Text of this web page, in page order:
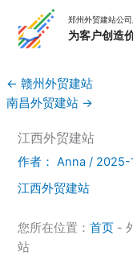
← 赣州外贸建站
南昌外贸建站 →
江西外贸建站
作者： Anna/ 2025-
江西外贸建站
您所在位置：首页 -
站